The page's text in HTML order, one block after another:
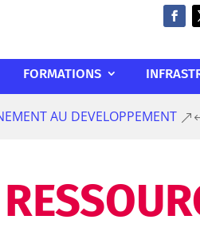
FORMATIONS
AU DEVELOPPEMENT